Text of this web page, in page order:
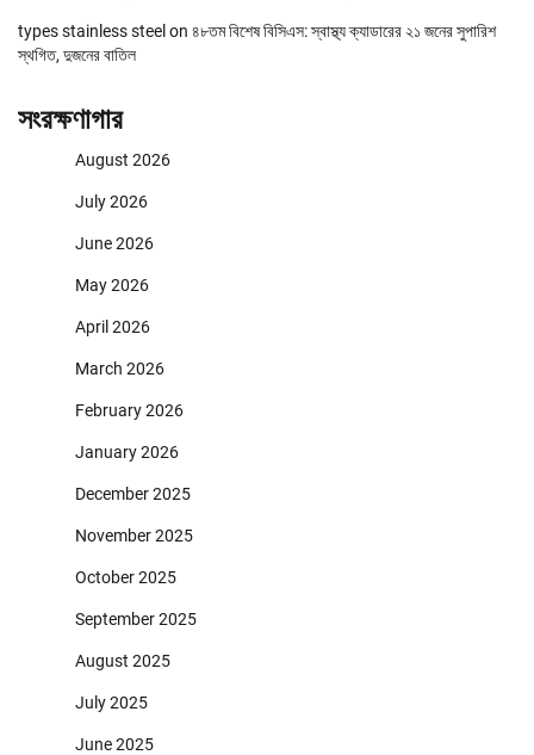
types stainless steel on ৪৮তম বিশেষ বিসিএস: স্বাস্থ্য ক্যাডারের ২১ জনের সুপারিশ
স্থগিত, দুজনের বাতিল
সংরক্ষণাগার
August 2026
July 2026
June 2026
May 2026
April 2026
March 2026
February 2026
January 2026
December 2025
November 2025
October 2025
September 2025
August 2025
July 2025
June 2025